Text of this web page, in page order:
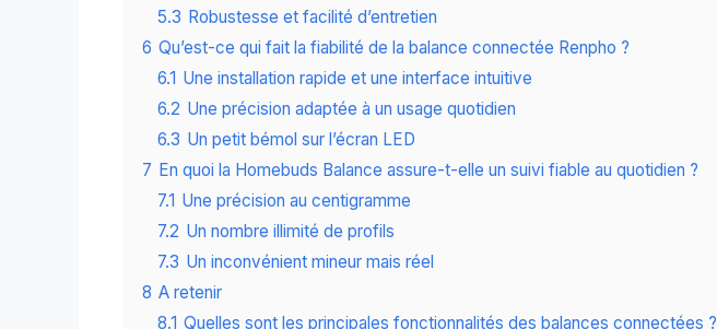
5.3 Robustesse et facilité d’entretien
6 Qu’est-ce qui fait la fiabilité de la balance connectée Renpho ?
6.1 Une installation rapide et une interface intuitive
6.2 Une précision adaptée à un usage quotidien
6.3 Un petit bémol sur l’écran LED
7 En quoi la Homebuds Balance assure-t-elle un suivi fiable au quotidien ?
7.1 Une précision au centigramme
7.2 Un nombre illimité de profils
7.3 Un inconvénient mineur mais réel
8 A retenir
8.1 Quelles sont les principales fonctionnalités des balances connectées ?